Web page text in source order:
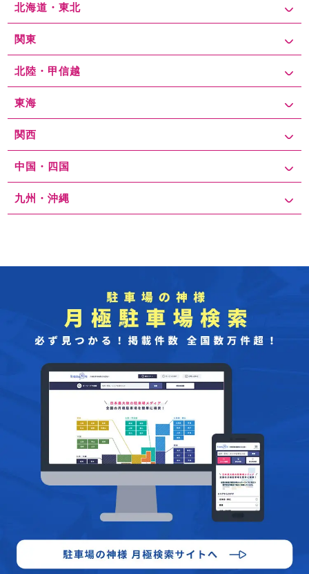
混雑時には駐車場を見つけるのが難しい場合があります。公式駐車
場の料金は、平日で1時間200円、土日祝日は1時間300円程度と、
比較的リーズナブルですが、早い時間に満車になることもありま
駐車場の料金相場は、平日で1時間250円～350円、土日祝日は1時
は早めに駐車スペースを確保することが求められます。特に、バー
ベキューやイベントがある日は早めに駐車場を確保することが重要
サービスを利用するのも一つの手です。これにより、事前に指定さ
れた駐車場を確保できるため、混雑を避けることができます。ま
た、特定の提携駐車場では、一定時間以上の駐車で割引サービスが
適用される場合もあります。例えば、「トナリエ舎人駐車場」で
は、買い物や食事をすると駐車料金の一部が割引されるサービスが
あり、駐車費用を抑えることができます。 休日やイベント時の混雑
らの駅から徒歩圏内でアクセスできるため、車での来場が難しい場
あります。 舎人公園は、広大な自然環境の中でリラックスできるス
ポットであり、周辺の商業施設との連携でさらに充実した時間を過
ごせます。駐車場をうまく活用し、混雑を避けるための計画を立て
ることで、より快適に訪れることができます。
北海道・東北
関東
北陸・甲信越
東海
関西
中国・四国
九州・沖縄